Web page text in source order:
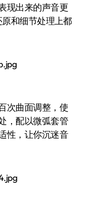
现出来的声音更
和细节处理上都
次曲面调整，使
，配以微弧套管
性，让你沉迷音